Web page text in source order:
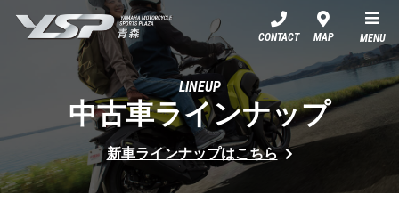
YSP青森
CONTACT MAP MENU
LINEUP
中古車ラインナップ
新車ラインナップはこちら